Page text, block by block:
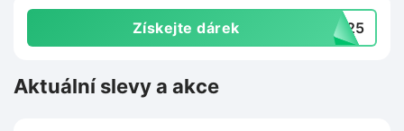
Získejte dárek 2025
Aktuální slevy a akce